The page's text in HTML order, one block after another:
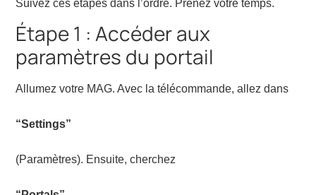
Suivez ces étapes dans l’ordre. Prenez votre temps.
Étape 1 : Accéder aux
paramètres du portail
Allumez votre MAG. Avec la télécommande, allez dans
“Settings”
(Paramètres). Ensuite, cherchez